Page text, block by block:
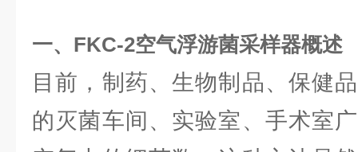
一、 FKC-2空气浮游菌采样器概述
目前，制药、生物制品、保健
的灭菌车间、实验室、手术室